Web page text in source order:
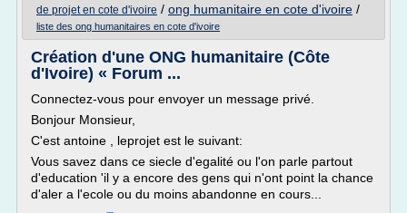
de projet en cote d'ivoire / ong humanitaire en cote d'ivoire /
liste des ong humanitaires en cote d'ivoire
Création d'une ONG humanitaire (Côte
d'Ivoire) « Forum ...
Connectez-vous pour envoyer un message privé.
Bonjour Monsieur,
C'est antoine , leprojet est le suivant:
Vous savez dans ce siecle d'egalité ou l'on parle partout
d'education 'il y a encore des gens qui n'ont point la chance
d'aler a l'ecole ou du moins abandonne en cours...